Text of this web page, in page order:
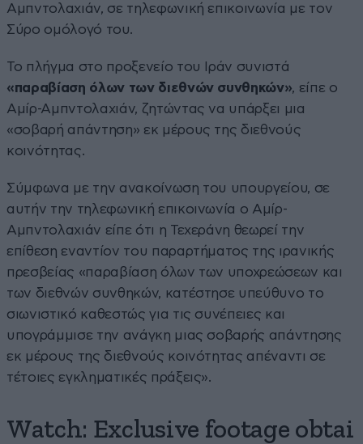
Αμπντολαχιάν, σε τηλεφωνική επικοινωνία με τον
Σύρο ομόλογό του.
Το πλήγμα στο προξενείο του Ιράν συνιστά
«παραβίαση όλων των διεθνών συνθηκών», είπε ο
Αμίρ-Αμπντολαχιάν, ζητώντας να υπάρξει μια
«σοβαρή απάντηση» εκ μέρους της διεθνούς
κοινότητας.
Σύμφωνα με την ανακοίνωση του υπουργείου, σε
αυτήν την τηλεφωνική επικοινωνία ο Αμίρ-
Αμπντολαχιάν είπε ότι η Τεχεράνη θεωρεί την
επίθεση εναντίον του παραρτήματος της ιρανικής
πρεσβείας «παραβίαση όλων των υποχρεώσεων και
των διεθνών συνθηκών, κατέστησε υπεύθυνο το
σιωνιστικό καθεστώς για τις συνέπειες και
υπογράμμισε την ανάγκη μιας σοβαρής απάντησης
εκ μέρους της διεθνούς κοινότητας απέναντι σε
τέτοιες εγκληματικές πράξεις».
Watch: Exclusive footage obtai